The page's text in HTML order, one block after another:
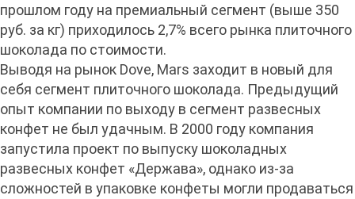
прошлом году на премиальный сегмент (выше 350
руб. за кг) приходилось 2,7% всего рынка плиточного
шоколада по стоимости.
Выводя на рынок Dove, Mars заходит в новый для
себя сегмент плиточного шоколада. Предыдущий
опыт компании по выходу в сегмент развесных
конфет не был удачным. В 2000 году компания
запустила проект по выпуску шоколадных
развесных конфет «Держава», однако из-за
сложностей в упаковке конфеты могли продаваться